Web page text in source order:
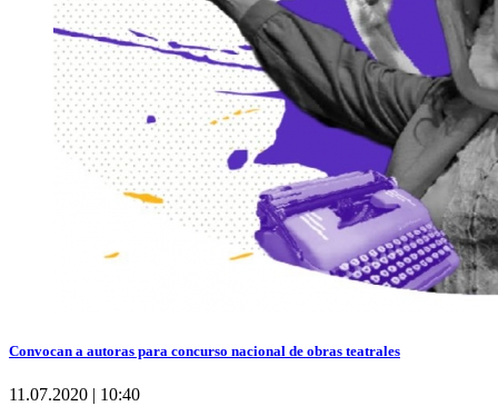
Convocan a autoras para concurso nacional de obras teatrales
11.07.2020 | 10:40